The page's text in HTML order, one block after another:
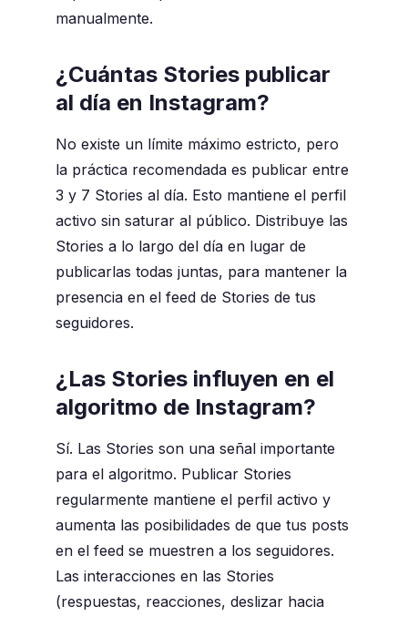
manualmente.
¿Cuántas Stories publicar
al día en Instagram?
No existe un límite máximo estricto, pero
la práctica recomendada es publicar entre
3 y 7 Stories al día. Esto mantiene el perfil
activo sin saturar al público. Distribuye las
Stories a lo largo del día en lugar de
publicarlas todas juntas, para mantener la
presencia en el feed de Stories de tus
seguidores.
¿Las Stories influyen en el
algoritmo de Instagram?
Sí. Las Stories son una señal importante
para el algoritmo. Publicar Stories
regularmente mantiene el perfil activo y
aumenta las posibilidades de que tus posts
en el feed se muestren a los seguidores.
Las interacciones en las Stories
(respuestas, reacciones, deslizar hacia